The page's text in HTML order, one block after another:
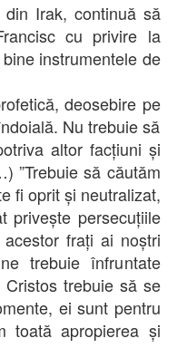
Irak, continuă să
cu privire la
instrumentele de
deosebire pe
Nu trebuie să
altor facțiuni și
”Trebuie să căutăm
fi oprit și neutralizat,
privește persecuțiile
frați ai noștri
trebuie înfruntate
trebuie să se
ei sunt pentru
toată apropierea și